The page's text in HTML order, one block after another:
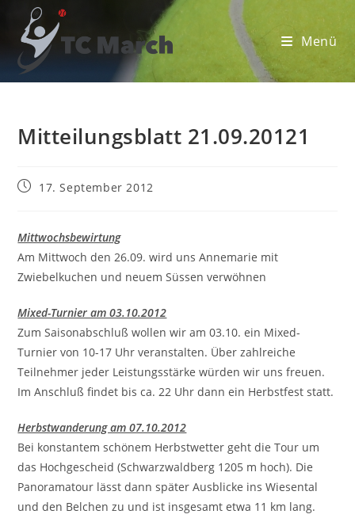
Inhalt
springen
Menü
Mitteilungsblatt 21.09.20121
Beitrag17. September 2012
Mittwochsbewirtung
Am Mittwoch den 26.09. wird uns Annemarie mit
Zwiebelkuchen und neuem Süssen verwöhnen
Mixed-Turnier am 03.10.2012
Zum Saisonabschluß wollen wir am 03.10. ein Mixed-
Turnier von 10-17 Uhr veranstalten. Über zahlreiche
Teilnehmer jeder Leistungsstärke würden wir uns freuen.
Im Anschluß findet bis ca. 22 Uhr dann ein Herbstfest statt.
Herbstwanderung am 07.10.2012
Bei konstantem schönem Herbstwetter geht die Tour um
das Hochgescheid (Schwarzwaldberg 1205 m hoch). Die
Panoramatour lässt dann später Ausblicke ins Wiesental
und den Belchen zu und ist insgesamt etwa 11 km lang.